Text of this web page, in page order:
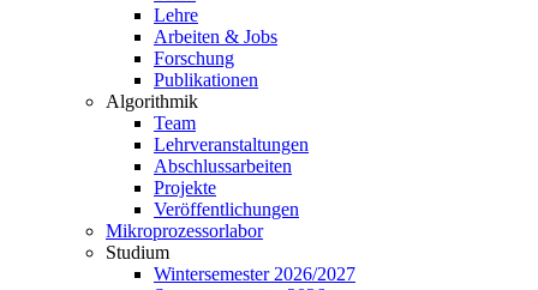
Lehre
Arbeiten & Jobs
Forschung
Publikationen
Algorithmik
Team
Lehrveranstaltungen
Abschlussarbeiten
Projekte
Veröffentlichungen
Mikroprozessorlabor
Studium
Wintersemester 2026/2027